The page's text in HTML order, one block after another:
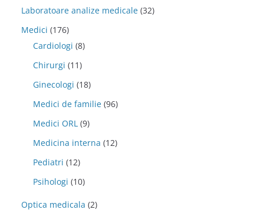
Laboratoare analize medicale (32)
Medici (176)
Cardiologi (8)
Chirurgi (11)
Ginecologi (18)
Medici de familie (96)
Medici ORL (9)
Medicina interna (12)
Pediatri (12)
Psihologi (10)
Optica medicala (2)